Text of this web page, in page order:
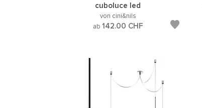
cuboluce led
von cini&nils
ab 142.00 CHF